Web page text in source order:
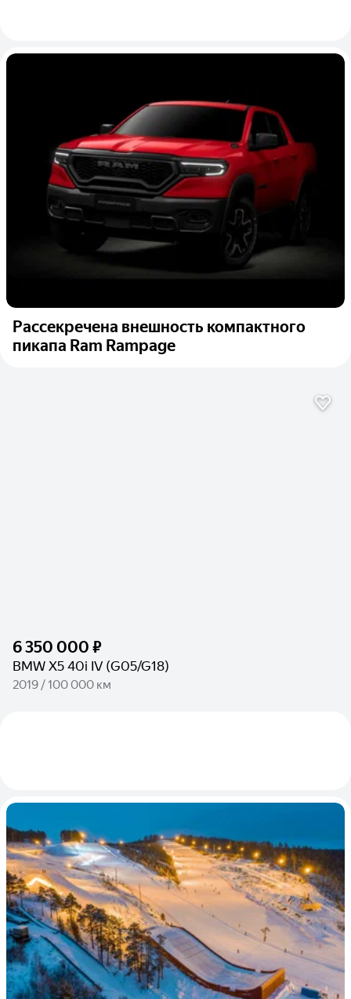
Рассекречена внешность компактного
пикапа Ram Rampage
6 350 000 ₽
BMW X5 40i IV (G05/G18)
2019 / 100 000 км